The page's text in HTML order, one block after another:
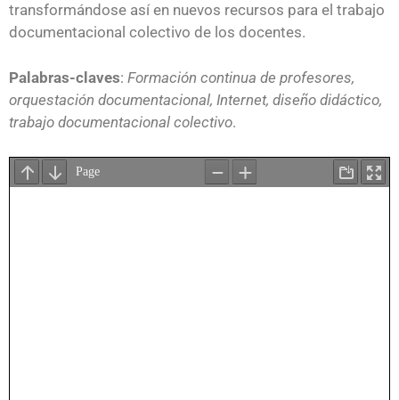
transformándose así en nuevos recursos para el trabajo
documentacional colectivo de los docentes.
Palabras-claves: Formación continua de profesores,
orquestación documentacional, Internet, diseño didáctico,
trabajo documentacional colectivo.